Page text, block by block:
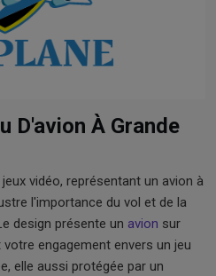
D'avion À Grande
vidéo, représentant un avion à
l'importance du vol et de la
design présente un avion sur
engagement envers un jeu
elle aussi protégée par un